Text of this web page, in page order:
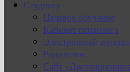
Студенту
Целевое обучение
Кабинет психолога
Электронный журнал
Родителям
Сайт